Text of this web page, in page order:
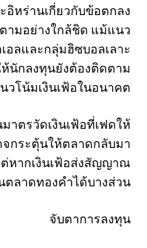
อิหร่านเกี่ยวกับข้อตกลง
ามอย่างใกล้ชิด แม้แนว
ลและกลุ่มฮิซบอลเลาะ
ห้นักลงทุนยังต้องติดตาม
โน้มเงินเฟ้อในอนาคต
าตรวัดเงินเฟ้อที่เฟดให้
จกระตุ้นให้ตลาดกลับมา
ต่หากเงินเฟ้อส่งสัญญาณ
ลาดทองคำได้บางส่วน
จับตาการลงทุน